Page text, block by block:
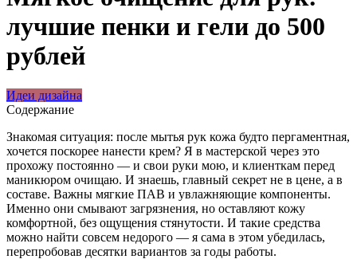
лучшие пенки и гели до 500
рублей
Идеи дизайна
Содержание
Знакомая ситуация: после мытья рук кожа будто пергаментная,
хочется поскорее нанести крем? Я в мастерской через это
прохожу постоянно — и свои руки мою, и клиенткам перед
маникюром очищаю. И знаешь, главный секрет не в цене, а в
составе. Важны мягкие ПАВ и увлажняющие компоненты.
Именно они смывают загрязнения, но оставляют кожу
комфортной, без ощущения стянутости. И такие средства
можно найти совсем недорого — я сама в этом убедилась,
перепробовав десятки вариантов за годы работы.